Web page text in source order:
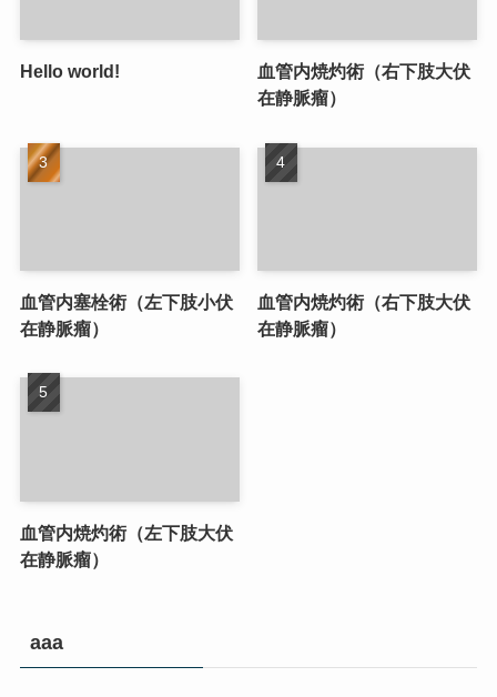
Hello world!
血管内焼灼術（右下肢大伏
在静脈瘤）
血管内塞栓術（左下肢小伏
在静脈瘤）
血管内焼灼術（右下肢大伏
在静脈瘤）
血管内焼灼術（左下肢大伏
在静脈瘤）
aaa